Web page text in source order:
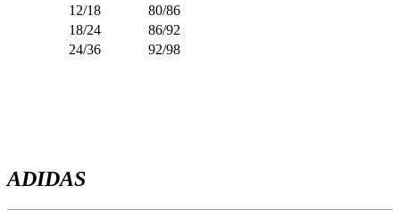
12/18
80/86
18/24
86/92
24/36
92/98
ADIDAS